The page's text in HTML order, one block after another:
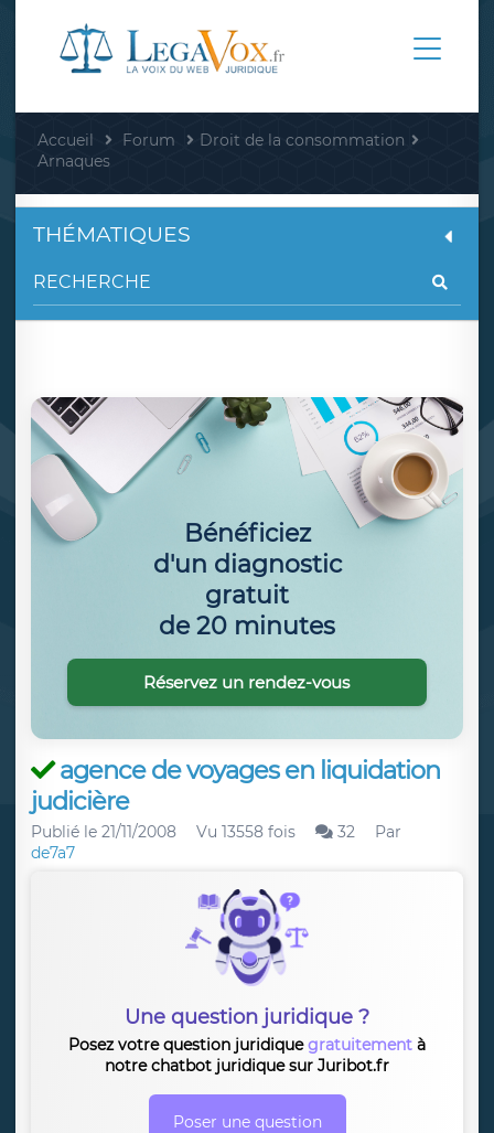
Accueil Forum
Droit de la consommation
Arnaques
agence de voyages en liquidation
judicière
Publié le 21/11/2008 Vu 13558 fois 32
Par
de7a7
Une question juridique ?
Posez votre question juridiquegratuitement à
notre chatbot juridique sur Juribot.fr
Poser une question
THÉMATIQUES
Bénéficiez
d'un diagnostic
gratuit
de 20 minutes
Réservez un rendez-vous